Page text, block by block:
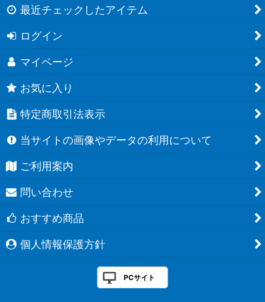
最近チェックしたアイテム
ログイン
マイページ
お気に入り
特定商取引法表示
当サイトの画像やデータの利用について
ご利用案内
問い合わせ
おすすめ商品
個人情報保護方針
PCサイト